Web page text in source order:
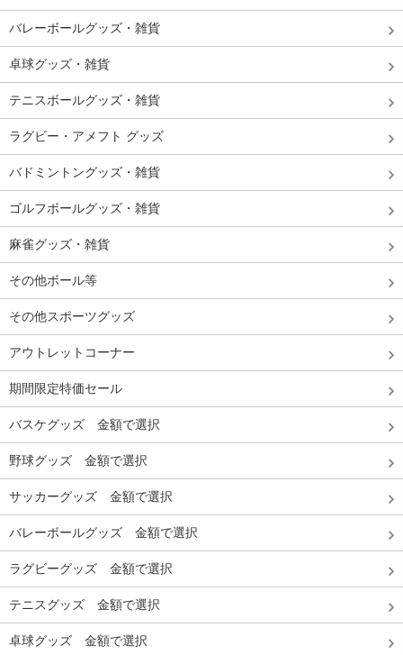
バレーボールグッズ・雑貨
卓球グッズ・雑貨
テニスボールグッズ・雑貨
ラグビー・アメフト グッズ
バドミントングッズ・雑貨
ゴルフボールグッズ・雑貨
麻雀グッズ・雑貨
その他ボール等
その他スポーツグッズ
アウトレットコーナー
期間限定特価セール
バスケグッズ 金額で選択
野球グッズ 金額で選択
サッカーグッズ 金額で選択
バレーボールグッズ 金額で選択
ラグビーグッズ 金額で選択
テニスグッズ 金額で選択
卓球グッズ 金額で選択